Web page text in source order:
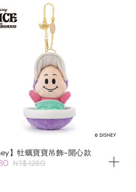
】牡蠣寶寶吊飾-開心款
NT$ 1280